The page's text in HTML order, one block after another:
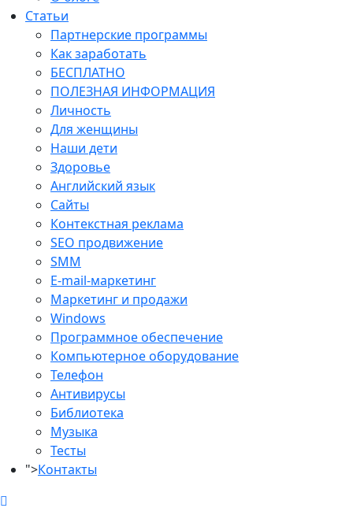
Статьи
Партнерские программы
Как заработать
БЕСПЛАТНО
ПОЛЕЗНАЯ ИНФОРМАЦИЯ
Личность
Для женщины
Наши дети
Здоровье
Английский язык
Сайты
Контекстная реклама
SEO продвижение
SMM
E-mail-маркетинг
Маркетинг и продажи
Windows
Программное обеспечение
Компьютерное оборудование
Телефон
Антивирусы
Библиотека
Музыка
Тесты
">Контакты